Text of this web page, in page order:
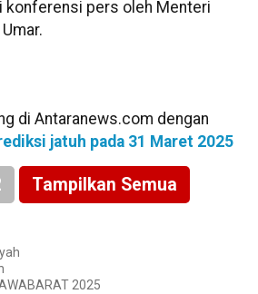
konferensi pers oleh Menteri
di Antaranews.com dengan
jatuh pada 31 Maret 2025
Tampilkan Semua
2025